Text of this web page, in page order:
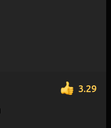
3.29